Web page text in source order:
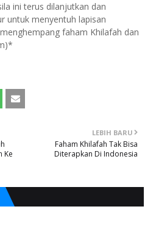
ini terus dilanjutkan dan
untuk menyentuh lapisan
faham Khilafah dan
LEBIH BARU
Faham Khilafah Tak Bisa
Diterapkan Di Indonesia
Ke